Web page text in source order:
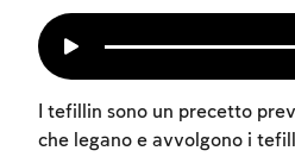
I tefillin sono un precetto
che legano e avvolgono i